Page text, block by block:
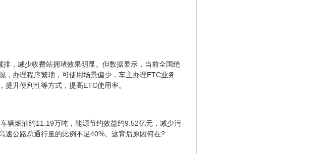
减少收费站拥堵效果明显。但数据显示，当前全国绝
，办理程序繁琐，可使用场景偏少，车主办理ETC业务
升便利性等方式，提高ETC使用率。
燃油约11.19万吨，能源节约效益约9.52亿元，减少污
速公路总通行量的比例不足40%。这背后原因何在?